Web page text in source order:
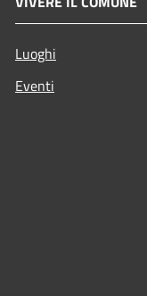
Luoghi
Eventi